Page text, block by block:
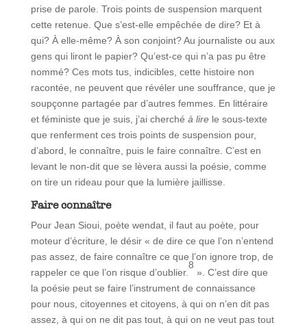
prise de parole. Trois points de suspension marquent
cette retenue. Que s’est-elle empêchée de dire? Et à
qui? À elle-même? À son conjoint? Au journaliste ou aux
gens qui liront le papier? Qu’est-ce qui n’a pas pu être
nommé? Ces mots tus, indicibles, cette histoire non
racontée, ne peuvent que révéler une souffrance, que je
soupçonne partagée par d’autres femmes. En littéraire
et féministe que je suis, j’ai cherché à lirele sous-texte
que renferment ces trois points de suspension pour,
d’abord, le connaître, puis le faire connaître. C’est en
levant le non-dit que se lèvera aussi la poésie, comme
on tire un rideau pour que la lumière jaillisse.
Faire connaître
Pour Jean Sioui, poète wendat, il faut au poète, pour
moteur d’écriture, le désir « de dire ce que l’on n’entend
pas assez, de faire connaître ce que l’on ignore trop, de
rappeler ce que l’on risque d’oublier.
8
». C’est dire que
la poésie peut se faire l’instrument de connaissance
pour nous, citoyennes et citoyens, à qui on n’en dit pas
assez, à qui on ne dit pas tout, à qui on ne veut pas tout